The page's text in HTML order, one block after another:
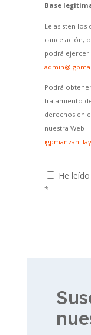
Base
Le asisten los
cancelación,
podrá ejercer
Podrá
tratamiento
derechos en
nuestra Web
He
*